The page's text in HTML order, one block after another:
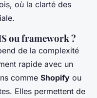
où la clarté des
ou framework ?
de la complexité
rapide avec un
comme Shopify ou
Elles permettent de